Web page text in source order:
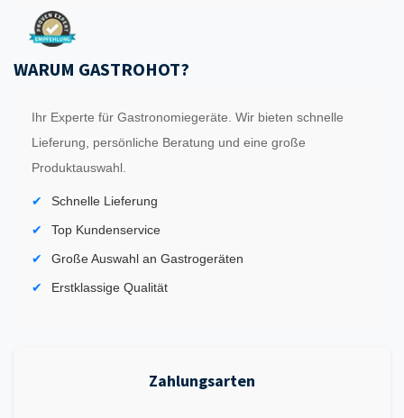
WARUM GASTROHOT?
Ihr Experte für Gastronomiegeräte. Wir bieten schnelle
Lieferung, persönliche Beratung und eine große
Produktauswahl.
Schnelle Lieferung
Top Kundenservice
Große Auswahl an Gastrogeräten
Erstklassige Qualität
Zahlungsarten